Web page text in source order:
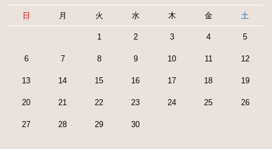
日 月 火 水 木 金 土
1 2 3 4 5
6 7 8 9 10 11 12
13 14 15 16 17 18 19
20 21 22 23 24 25 26
27 28 29 30